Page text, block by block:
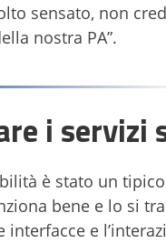
sensato, non
nostra PA”.
i servizi
è stato un
bene e lo si
interfacce e